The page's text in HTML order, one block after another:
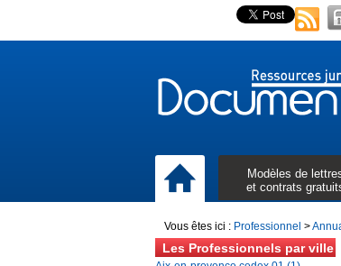
Modèles de
et contrats
Vous êtes ici : Professionnel >
Les Professionnels par ville